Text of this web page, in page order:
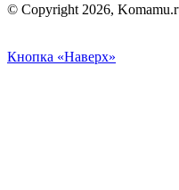
© Copyright 2026,
Кнопка «Наверх»